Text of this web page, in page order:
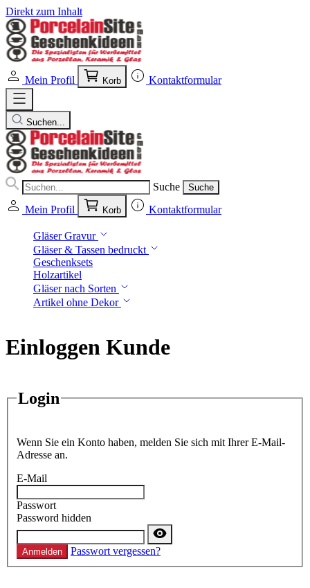
Direkt zum Inhalt
Mein Profil Korb Kontaktformular
Suchen...
Suche Suche
Mein Profil Korb Kontaktformular
Gläser Gravur
Gläser & Tassen bedruckt
Geschenksets
Holzartikel
Gläser nach Sorten
Artikel ohne Dekor
Einloggen Kunde
Login
Wenn Sie ein Konto haben, melden Sie sich mit Ihrer E-Mail-
Adresse an.
E-Mail
Passwort
Password hidden
Anmelden Passwort vergessen?